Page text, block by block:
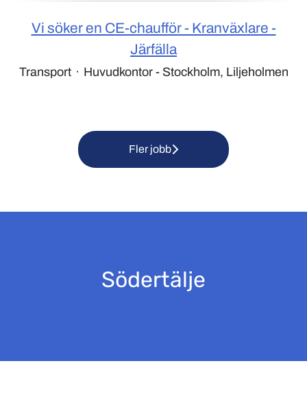
Vi söker en CE-chaufför - Kranväxlare -
Järfälla
Transport · Huvudkontor - Stockholm, Liljeholmen
Fler jobb
Södertälje